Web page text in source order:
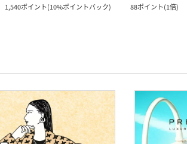
1,540ポイント(10%ポイントバック)
88ポイント(1倍)